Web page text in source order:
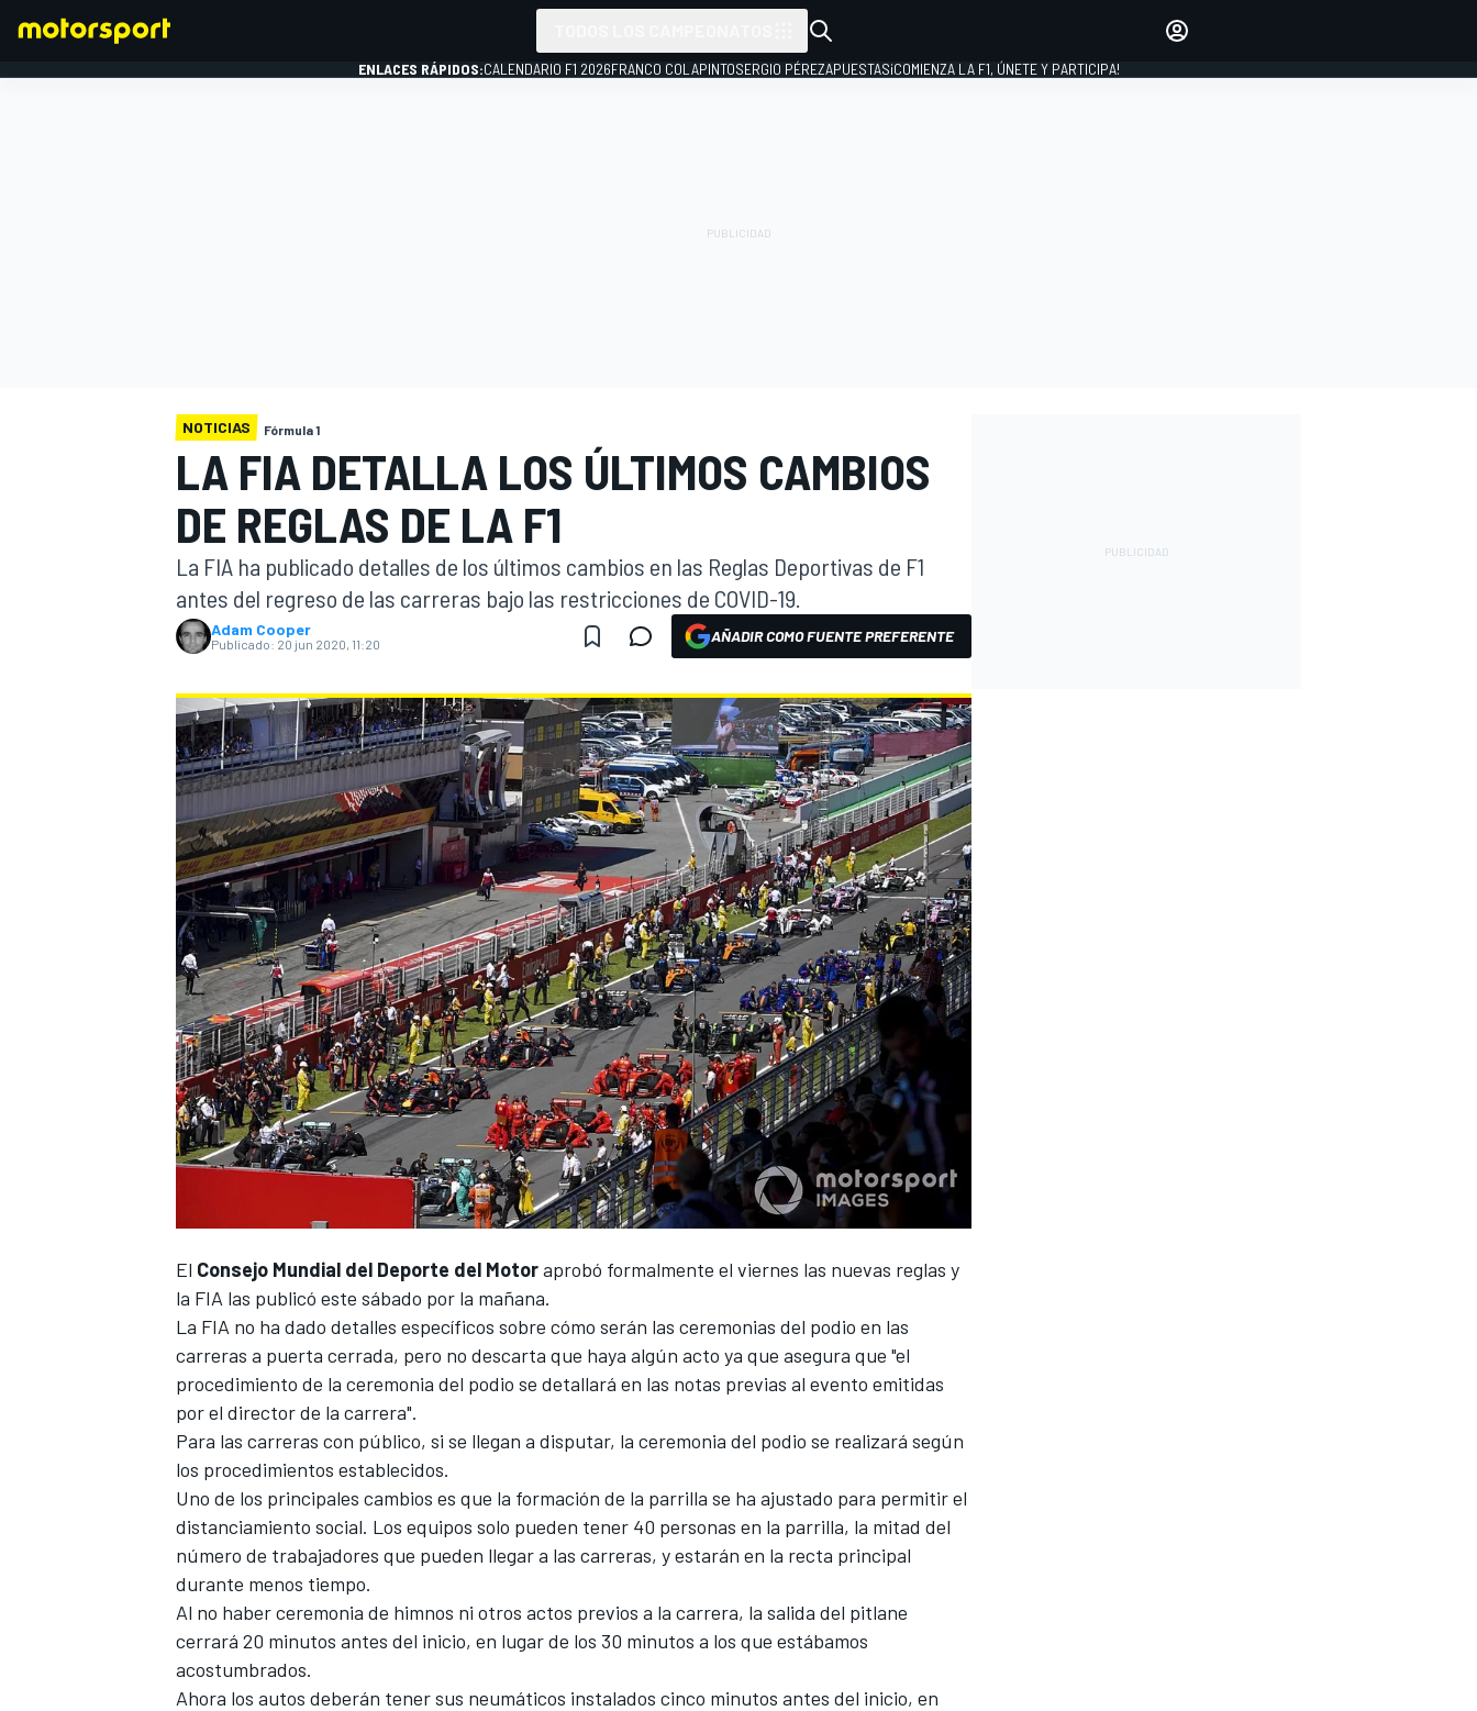
INDYCAR
MOTOGP
FÓRMULA E
INICIAR SESIÓN
ENLACES RÁPIDOS:CALENDARIO F1 2026FRANCO COLAPINTOSERGIO PÉREZAPUESTAS¡COMIENZA LA F1, ÚNETE Y PARTICIPA!
NOTICIAS Fórmula 1
LA FIA DETALLA LOS ÚLTIMOS CAMBIOS
DE REGLAS DE LA F1
La FIA ha publicado detalles de los últimos cambios en las Reglas Deportivas de F1
antes del regreso de las carreras bajo las restricciones de COVID-19.
Adam Cooper
Publicado: 20 jun 2020, 11:20 AÑADIR COMO FUENTE PREFERENTE
El Consejo Mundial del Deporte del Motoraprobó formalmente el viernes las nuevas reglas y
la FIA las publicó este sábado por la mañana.
La FIA no ha dado detalles específicos sobre cómo serán las ceremonias del podio en las
carreras a puerta cerrada, pero no descarta que haya algún acto ya que asegura que "el
procedimiento de la ceremonia del podio se detallará en las notas previas al evento emitidas
por el director de la carrera".
Para las carreras con público, si se llegan a disputar, la ceremonia del podio se realizará según
los procedimientos establecidos.
Uno de los principales cambios es que la formación de la parrilla se ha ajustado para permitir el
distanciamiento social. Los equipos solo pueden tener 40 personas en la parrilla, la mitad del
número de trabajadores que pueden llegar a las carreras, y estarán en la recta principal
durante menos tiempo.
Al no haber ceremonia de himnos ni otros actos previos a la carrera, la salida del pitlane
cerrará 20 minutos antes del inicio, en lugar de los 30 minutos a los que estábamos
acostumbrados.
Ahora los autos deberán tener sus neumáticos instalados cinco minutos antes del inicio, en